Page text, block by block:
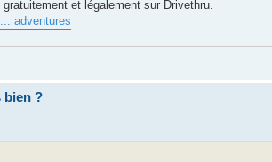
et légalement sur Drivethru.
adventures
bien ?